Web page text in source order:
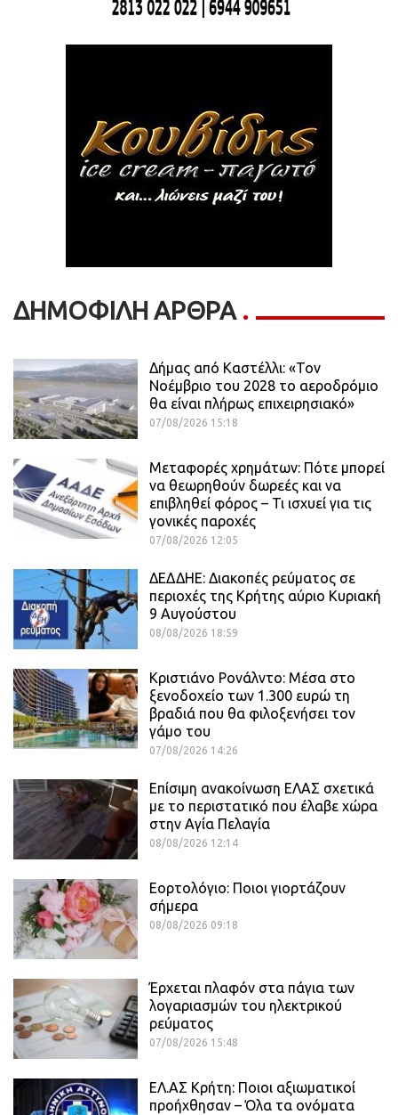
ΔΗΜΟΦΙΛΗ ΑΡΘΡΑ
Δήμας από Καστέλλι: «Τον
Νοέμβριο του 2028 το αεροδρόμιο
θα είναι πλήρως επιχειρησιακό»
07/08/2026 15:18
Μεταφορές χρημάτων: Πότε μπορεί
να θεωρηθούν δωρεές και να
επιβληθεί φόρος – Τι ισχυεί για τις
γονικές παροχές
07/08/2026 12:05
ΔΕΔΔΗΕ: Διακοπές ρεύματος σε
περιοχές της Κρήτης αύριο Κυριακή
9 Αυγούστου
08/08/2026 18:59
Κριστιάνο Ρονάλντο: Μέσα στο
ξενοδοχείο των 1.300 ευρώ τη
βραδιά που θα φιλοξενήσει τον
γάμο του
07/08/2026 14:26
Επίσιμη ανακοίνωση ΕΛΑΣ σχετικά
με το περιστατικό που έλαβε χώρα
στην Αγία Πελαγία
08/08/2026 12:14
Εορτολόγιο: Ποιοι γιορτάζουν
σήμερα
08/08/2026 09:18
Έρχεται πλαφόν στα πάγια των
λογαριασμών του ηλεκτρικού
ρεύματος
07/08/2026 15:48
ΕΛ.ΑΣ Κρήτη: Ποιοι αξιωματικοί
προήχθησαν – Όλα τα ονόματα